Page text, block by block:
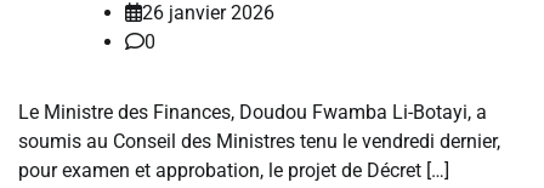
26 janvier 2026
0
Le Ministre des Finances, Doudou Fwamba Li-Botayi, a
soumis au Conseil des Ministres tenu le vendredi dernier,
pour examen et approbation, le projet de Décret […]